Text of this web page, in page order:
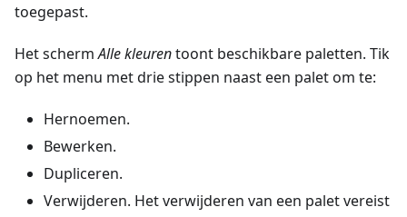
toegepast.
Het schermAlle kleurentoont beschikbare paletten. Tik
op het menu met drie stippen naast een palet om te:
Hernoemen.
Bewerken.
Dupliceren.
Verwijderen. Het verwijderen van een palet vereist